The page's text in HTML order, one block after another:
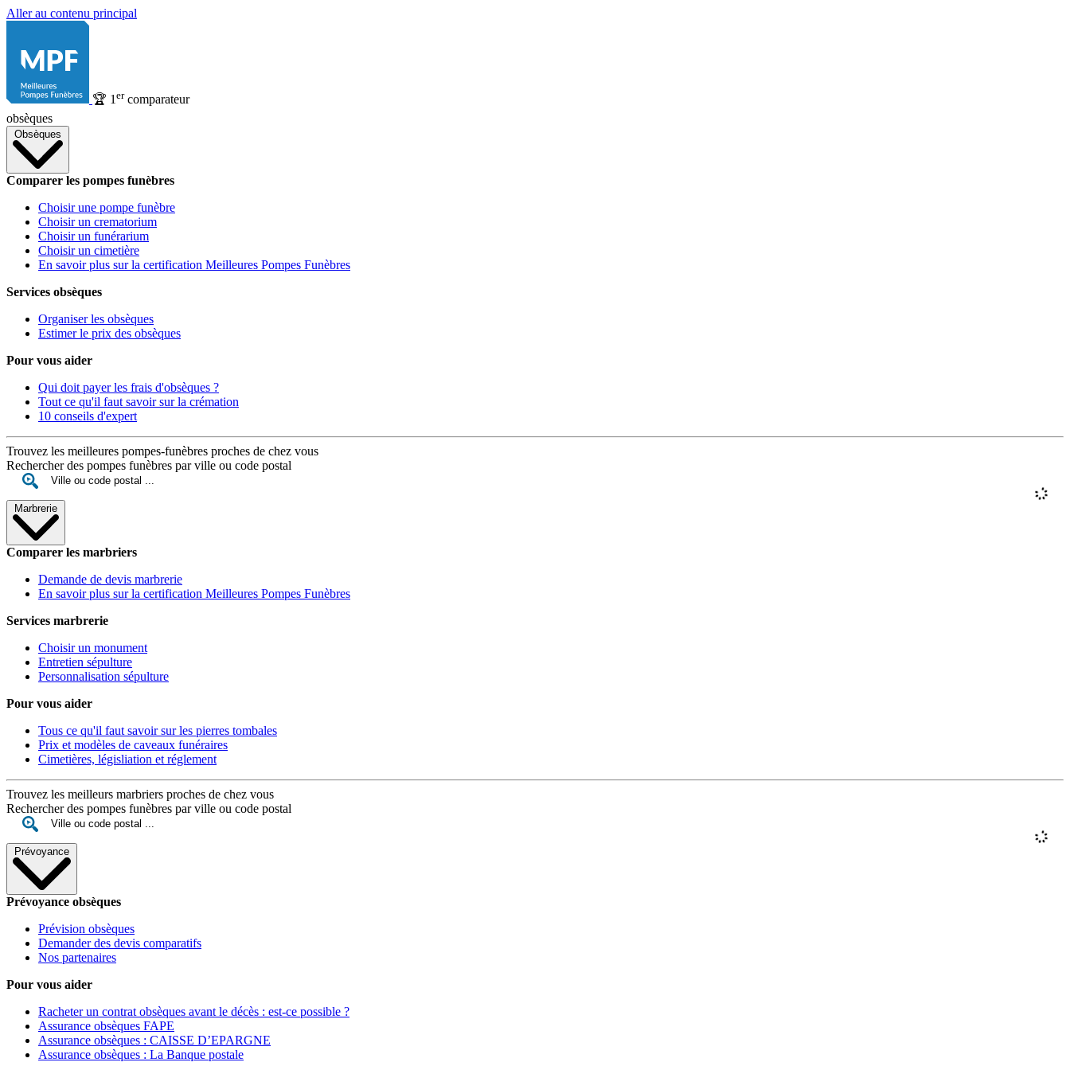
Aller au contenu principal
🏆 1 ercomparateur
obsèques
Obsèques
Comparer les pompes funèbres
Choisir une pompe funèbre
Choisir un crematorium
Choisir un funérarium
Choisir un cimetière
En savoir plus sur la certification Meilleures Pompes Funèbres
Services obsèques
Organiser les obsèques
Estimer le prix des obsèques
Pour vous aider
Qui doit payer les frais d'obsèques ?
Tout ce qu'il faut savoir sur la crémation
10 conseils d'expert
Trouvez les meilleures pompes-funèbres proches de chez vous
Rechercher des pompes funèbres par ville ou code postal
Marbrerie
Comparer les marbriers
Demande de devis marbrerie
En savoir plus sur la certification Meilleures Pompes Funèbres
Services marbrerie
Choisir un monument
Entretien sépulture
Personnalisation sépulture
Pour vous aider
Tous ce qu'il faut savoir sur les pierres tombales
Prix et modèles de caveaux funéraires
Cimetières, législiation et réglement
Trouvez les meilleurs marbriers proches de chez vous
Rechercher des pompes funèbres par ville ou code postal
Prévoyance
Prévoyance obsèques
Prévision obsèques
Demander des devis comparatifs
Nos partenaires
Pour vous aider
Racheter un contrat obsèques avant le décès : est-ce possible ?
Assurance obsèques FAPE
Assurance obsèques : CAISSE D’EPARGNE
Assurance obsèques : La Banque postale